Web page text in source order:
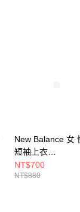
New Balance 女
短袖上衣
WT41253NNH-F
NT$700
NT$880